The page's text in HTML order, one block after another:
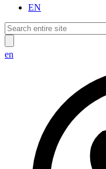
EN
en